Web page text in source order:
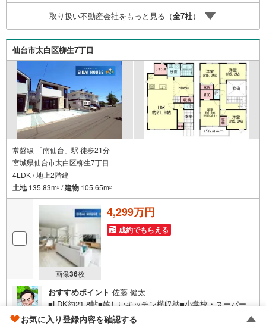
備！お子様連れのご家族様で是非お越しください。営業時
間:10:00～18:00（定休日火・水曜日※店舗により変動あ
り）現地のご案内も可能ですので、どうぞお気軽にお問い
合わせください！
取り扱い不動産会社をもっと見る（全7社）
仙台市太白区柳生7丁目
常磐線 「南仙台」駅 徒歩21分
宮城県仙台市太白区柳生7丁目
4LDK / 地上2階建
土地135.83m2 /建物 105.65m2
画像36枚
4,299万円
成約でもらえる
おすすめポイント 佐藤 健太
■LDK約21.8帖■嬉しいキッチン横収納■小学校・スーパー
徒歩約7分！～永大ハウス工業の強み～仙台市を中心に宮城
県内の多数店舗で展開中！こちらでは当社の強みを大きく2
お気に入り登録内容を確認する